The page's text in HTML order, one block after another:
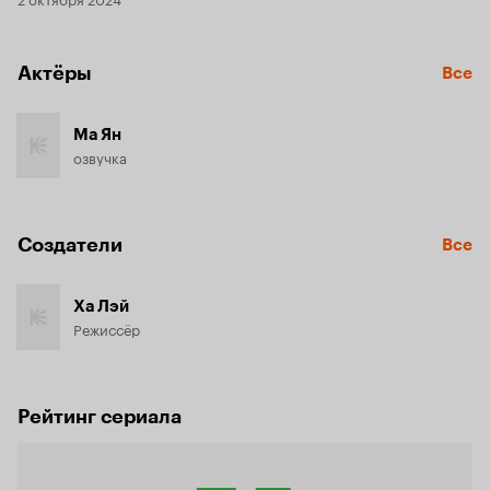
Актёры Все
Ма Ян
озвучка
Создатели Все
Ха Лэй
Режиссёр
Рейтинг сериала